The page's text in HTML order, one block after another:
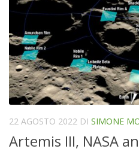
22 AGOSTO 2022 DI SIMONE
Artemis III, NASA